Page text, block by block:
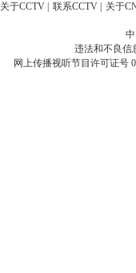
关于CCTV 联系CCTV 关于
违法和不良信
网上传播视听节目许可证号